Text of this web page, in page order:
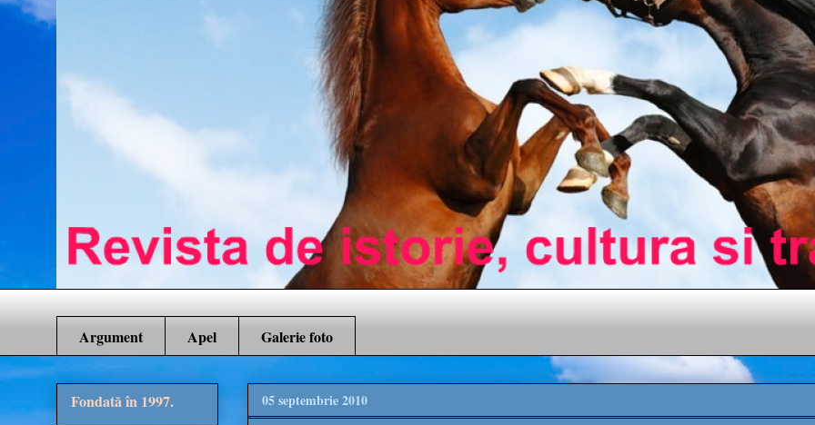
Argument Apel Galerie foto
05 septembrie 2010
Fondată în 1997.